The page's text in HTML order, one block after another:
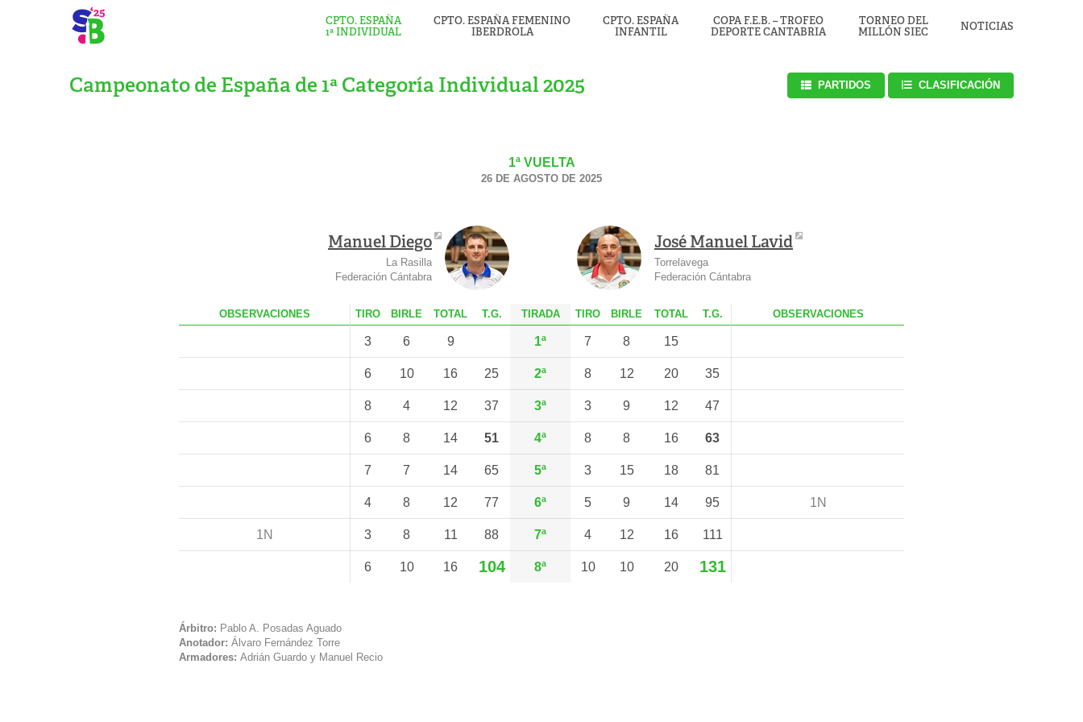
CPTO. ESPAÑA
1ª INDIVIDUAL
CPTO. ESPAÑA FEMENINO
IBERDROLA
CPTO. ESPAÑA
INFANTIL
COPA F.E.B. – TROFEO
DEPORTE CANTABRIA
TORNEO DEL
MILLÓN SIEC
NOTICIAS
Campeonato de España de 1ª Categoría Individual 2025 PARTIDOS CLASIFICACIÓN
1ª VUELTA
26 DE AGOSTO DE 2025
Manuel Diego
La Rasilla
Federación Cántabra
José Manuel Lavid
Torrelavega
Federación Cántabra
OBS ERVACIONES T IRO B IRLE TOTAL T.G. TIRADA T IRO B IRLE TOTAL T.G. OBS ERVACIONES
3 6 9 1ª 7 8 15
6 10 16 25 2ª 8 12 20 35
8 4 12 37 3ª 3 9 12 47
6 8 14 51 4ª 8 8 16 63
7 7 14 65 5ª 3 15 18 81
4 8 12 77 6ª 5 9 14 95 1N
1N 3 8 11 88 7ª 4 12 16 111
6 10 16 104 8ª 10 10 20 131
Árbitro: Pablo A. Posadas Aguado
Anotador: Álvaro Fernández Torre
Armadores: Adrián Guardo y Manuel Recio